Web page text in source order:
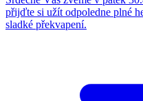
přijďte si užít odpoledne plné
sladké překvapení.